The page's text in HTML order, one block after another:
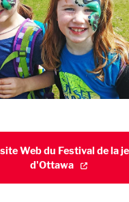
Web du Festival de la
d'Ottawa